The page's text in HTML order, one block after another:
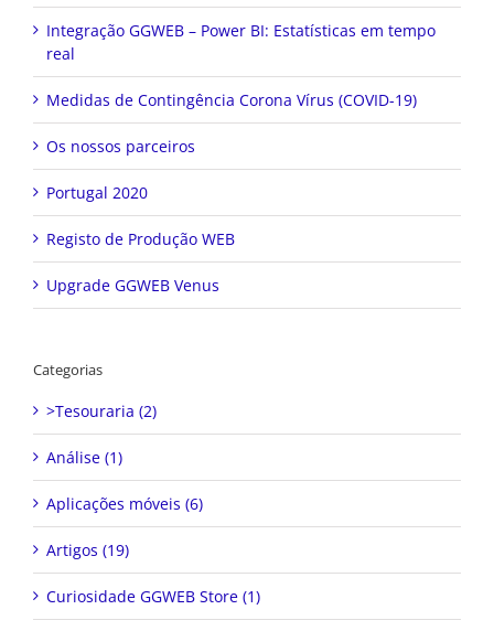
Integração GGWEB – Power BI: Estatísticas em tempo
real
Medidas de Contingência Corona Vírus (COVID-19)
Os nossos parceiros
Portugal 2020
Registo de Produção WEB
Upgrade GGWEB Venus
Categorias
>Tesouraria (2)
Análise (1)
Aplicações móveis (6)
Artigos (19)
Curiosidade GGWEB Store (1)